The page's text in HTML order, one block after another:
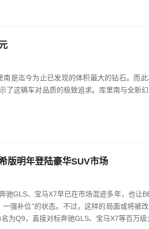
迄今为止已发现的体积最大的钻石。而此
了这辆车对品质的极致追求。库里南与全新
版明年登陆豪华SUV市场
驰GLS、宝马X7早已在市场混迹多年，也让
位”的状态。不过，这样的局面或将被改变。 奥迪将
为Q9，直接对标奔驰GLS、宝马X7等百万级